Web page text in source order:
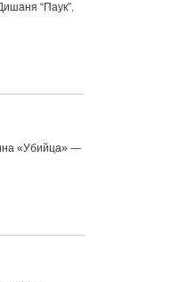
“Паук”.
«Убийца» —